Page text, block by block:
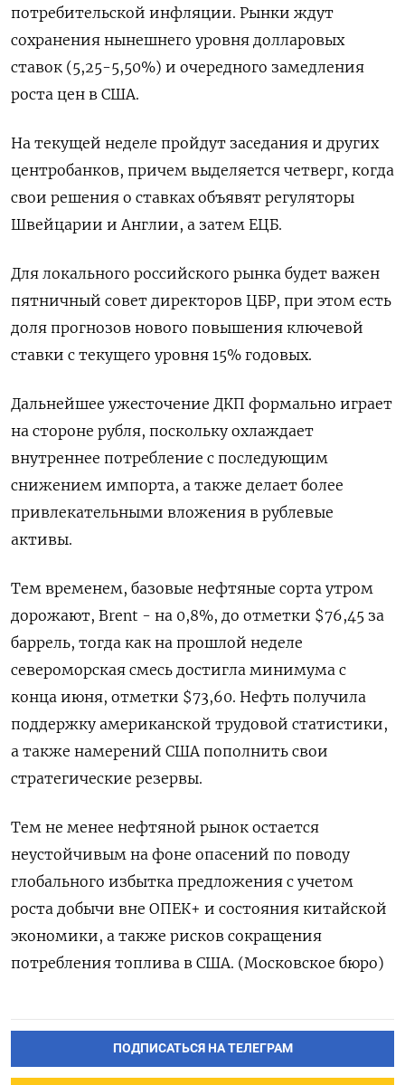
потребительской инфляции. Рынки ждут
сохранения нынешнего уровня долларовых
ставок (5,25-5,50%) и очередного замедления
роста цен в США.
На текущей неделе пройдут заседания и других
центробанков, причем выделяется четверг, когда
свои решения о ставках объявят регуляторы
Швейцарии и Англии, а затем ЕЦБ.
Для локального российского рынка будет важен
пятничный совет директоров ЦБР, при этом есть
доля прогнозов нового повышения ключевой
ставки с текущего уровня 15% годовых.
Дальнейшее ужесточение ДКП формально играет
на стороне рубля, поскольку охлаждает
внутреннее потребление с последующим
снижением импорта, а также делает более
привлекательными вложения в рублевые
активы.
Тем временем, базовые нефтяные сорта утром
дорожают, Brent - на 0,8%, до отметки $76,45 за
баррель, тогда как на прошлой неделе
североморская смесь достигла минимума с
конца июня, отметки $73,60. Нефть получила
поддержку американской трудовой статистики,
а также намерений США пополнить свои
стратегические резервы.
Тем не менее нефтяной рынок остается
неустойчивым на фоне опасений по поводу
глобального избытка предложения с учетом
роста добычи вне ОПЕК+ и состояния китайской
экономики, а также рисков сокращения
потребления топлива в США. (Московское бюро)
ПОДПИСАТЬСЯ НА ТЕЛЕГРАМ